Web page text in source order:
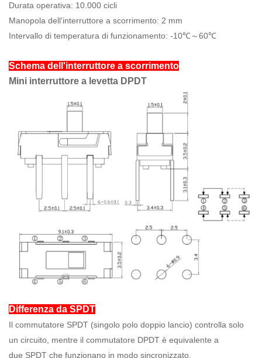
Durata operativa: 10.000 cicli
Manopola dell'interruttore a scorrimento: 2 mm
Intervallo di temperatura di funzionamento: -10℃～60℃
Schema dell'interruttore a scorrimento
Mini interruttore a levetta DPDT
Differenza da SPDT
Il commutatore SPDT (singolo polo doppio lancio) controlla solo
un circuito, mentre il commutatore DPDT è equivalente a
due SPDT che funzionano in modo sincronizzato.